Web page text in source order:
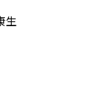
生